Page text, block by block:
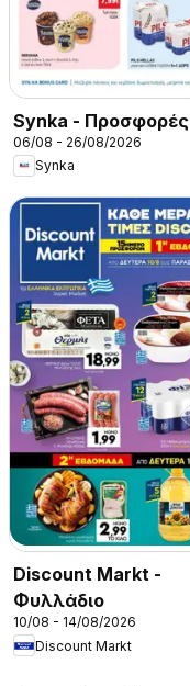
Synka - Προσφορές
06/08 - 26/08/2026
Synka
Discount Markt -
Φυλλάδιο
10/08 - 14/08/2026
Discount Markt